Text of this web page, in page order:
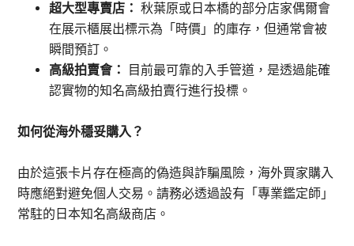
超大型專賣店： 秋葉原或日本橋的部分店家偶爾會
在展示櫃展出標示為「時價」的庫存，但通常會被
瞬間預訂。
高級拍賣會：
目前最可靠的入手管道，是透過能確
認實物的知名高級拍賣行進行投標。
如何從海外穩妥購入？
由於這張卡片存在極高的偽造與詐騙風險，海外買家購入
時應絕對避免個人交易。請務必透過設有「專業鑑定師」
常駐的日本知名高級商店。